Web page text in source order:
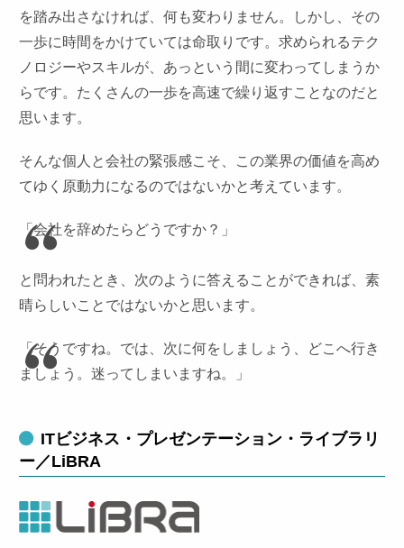
を踏み出さなければ、何も変わりません。しかし、その
一歩に時間をかけていては命取りです。求められるテク
ノロジーやスキルが、あっという間に変わってしまうか
らです。たくさんの一歩を高速で繰り返すことなのだと
思います。
そんな個人と会社の緊張感こそ、この業界の価値を高め
てゆく原動力になるのではないかと考えています。
「会社を辞めたらどうですか？」
と問われたとき、次のように答えることができれば、素
晴らしいことではないかと思います。
「そうですね。では、次に何をしましょう、どこへ行き
ましょう。迷ってしまいますね。」
ITビジネス・プレゼンテーション・ライブラリ
ー／LiBRA